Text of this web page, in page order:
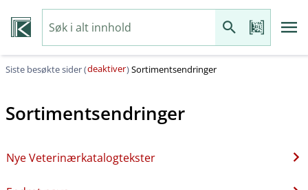
Siste besøkte sider (deaktiver)Sortimentsendringer
Sortimentsendringer
Nye Veterinærkatalogtekster